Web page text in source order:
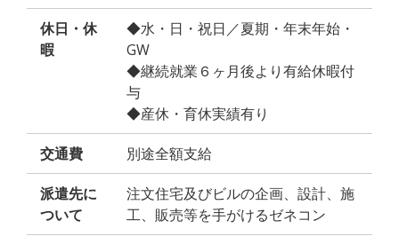
休日・休
暇
◆水・日・祝日／夏期・年末年始・
GW
◆継続就業６ヶ月後より有給休暇付
与
◆産休・育休実績有り
交通費 別途全額支給
派遣先に
ついて
注文住宅及びビルの企画、設計、施
工、販売等を手がけるゼネコン